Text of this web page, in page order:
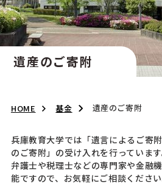
遺産のご寄附
HOME 基金 遺産のご寄附
兵庫教育大学では「遺言によるご寄
のご寄附」の受け入れを行っています
弁護士や税理士などの専門家や金融
能ですので、お気軽にご相談ください